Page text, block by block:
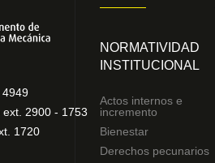
4949
2900 - 1753
1720
NORMATIVIDAD
INSTITUCIONAL
Actos internos e
incremento
Bienestar
Derechos pecunarios